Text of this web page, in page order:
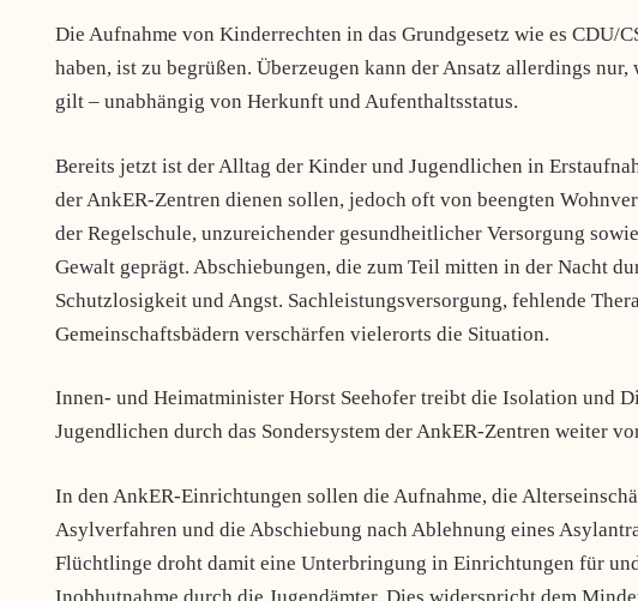
Die Aufnahme von Kinderrechten in das Grundgesetz wie es CDU/
haben, ist zu begrüßen. Überzeugen kann der Ansatz allerdings
gilt – unabhängig von Herkunft und Aufenthaltsstatus.
Bereits jetzt ist der Alltag der Kinder und Jugendlichen in
der AnkER-Zentren dienen sollen, jedoch oft von beengten
der Regelschule, unzureichender gesundheitlicher Versorgung
Gewalt geprägt. Abschiebungen, die zum Teil mitten in der Nacht
Schutzlosigkeit und Angst. Sachleistungsversorgung, fehlende
Gemeinschaftsbädern verschärfen vielerorts die Situation.
Innen- und Heimatminister Horst Seehofer treibt die Isolation und
Jugendlichen durch das Sondersystem der AnkER-Zentren weiter
In den AnkER-Einrichtungen sollen die Aufnahme, die
Asylverfahren und die Abschiebung nach Ablehnung eines
Flüchtlinge droht damit eine Unterbringung in Einrichtungen für
Inobhutnahme durch die Jugendämter. Dies widerspricht dem